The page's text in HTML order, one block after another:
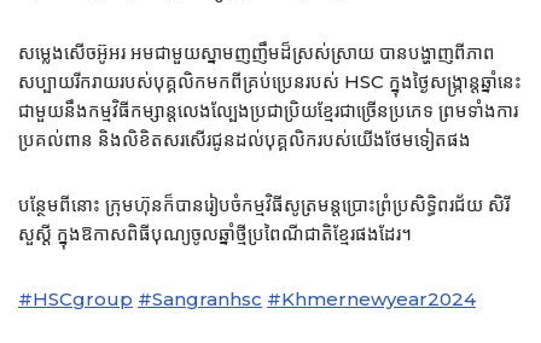
សម្លេងសើចអ៊ូអរ អមជាមួយស្នាមញញឹមដ៏ស្រស់ស្រាយ បានបង្ហាញពីភាព
សប្បាយរីករាយរបស់បុគ្គលិកមកពីគ្រប់ប្រេនរបស់ HSC ក្នុងថ្ងៃសង្ក្រាន្តឆ្នាំនេះ
ជាមួយនឹងកម្មវិធីកម្សាន្ដលេងល្បែងប្រជាប្រិយខ្មែរជាច្រើនប្រភេទ ព្រមទាំងការ
ប្រគល់ពាន និងលិខិតសរសើរជូនដល់បុគ្គលិករបស់យើងថែមទៀតផង
បន្ថែមពីនោះ ក្រុមហ៊ុនក៏បានរៀបចំកម្មវិធីសូត្រមន្ដប្រោះព្រំប្រសិទ្ធិពរជ័យ សិរី
សួស្ដី ក្នុងឱកាសពិធីបុណ្យចូលឆ្នាំថ្មីប្រពៃណីជាតិខ្មែរផងដែរ។
#HSCgroup #Sangranhsc #Khmernewyear2024